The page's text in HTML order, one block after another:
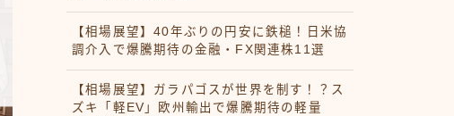
【相場展望】40年ぶりの円安に鉄槌！日米協
調介入で爆騰期待の金融・FX関連株11選
【相場展望】ガラパゴスが世界を制す！？ス
ズキ「軽EV」欧州輸出で爆騰期待の軽量